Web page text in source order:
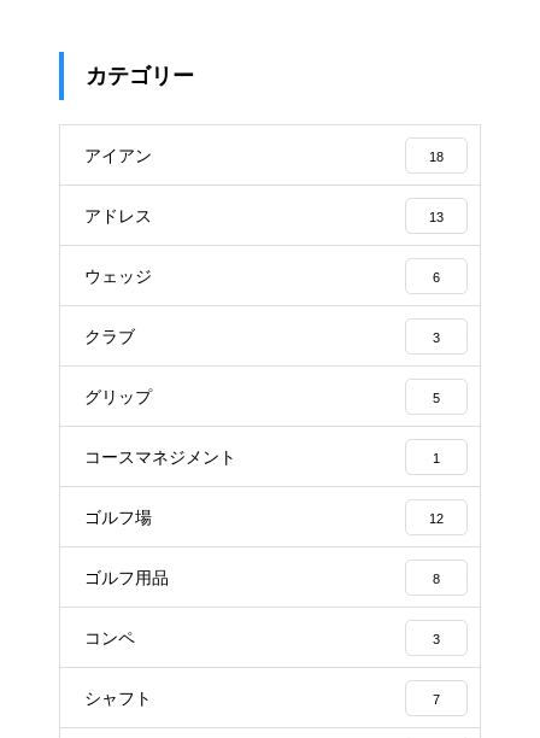
カテゴリー
アイアン 18
アドレス 13
ウェッジ 6
クラブ 3
グリップ 5
コースマネジメント 1
ゴルフ場 12
ゴルフ用品 8
コンペ 3
シャフト 7